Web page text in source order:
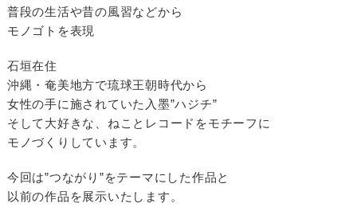
普段の生活や昔の風習などから
モノゴトを表現
石垣在住
沖縄・奄美地方で琉球王朝時代から
女性の手に施されていた入墨”ハジチ”
そして大好きな、ねことレコードをモチーフに
モノづくりしています。
今回は”つながり”をテーマにした作品と
以前の作品を展示いたします。